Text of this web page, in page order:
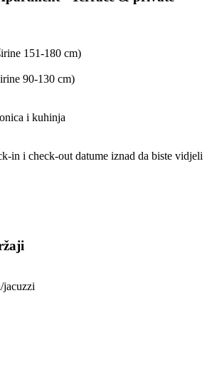
151-180 cm)
90-130 cm)
i kuhinja
in i check-out datume iznad da biste vidjeli
jacuzzi